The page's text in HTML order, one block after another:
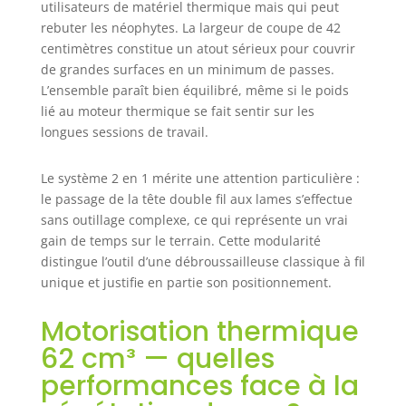
sélectionné et testé par nos
équipes en Haute-Loire. Pièces de
rechange en stock permanent.
utilisateurs de matériel thermique mais qui peut
rebuter les néophytes. La largeur de coupe de 42
centimètres constitue un atout sérieux pour couvrir
de grandes surfaces en un minimum de passes.
L’ensemble paraît bien équilibré, même si le poids
lié au moteur thermique se fait sentir sur les
longues sessions de travail.
Le système 2 en 1 mérite une attention particulière :
le passage de la tête double fil aux lames s’effectue
sans outillage complexe, ce qui représente un vrai
gain de temps sur le terrain. Cette modularité
distingue l’outil d’une débroussailleuse classique à fil
unique et justifie en partie son positionnement.
Motorisation thermique
62 cm³ — quelles
performances face à la